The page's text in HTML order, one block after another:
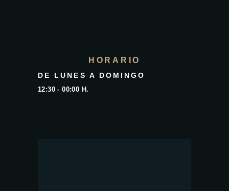
HORARIO
DE LUNES A DOMINGO
12:30 - 00:00 H.